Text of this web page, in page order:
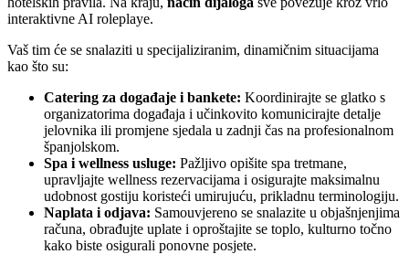
interaktivne AI roleplaye.
Vaš tim će se snalaziti u specijaliziranim, dinamičnim situacijama
kao što su:
Catering za događaje i bankete: Koordinirajte se glatko s
organizatorima događaja i učinkovito komunicirajte detalje
jelovnika ili promjene sjedala u zadnji čas na profesionalnom
španjolskom.
Spa i wellness usluge: Pažljivo opišite spa tretmane,
upravljajte wellness rezervacijama i osigurajte maksimalnu
udobnost gostiju koristeći umirujuću, prikladnu terminologiju.
Naplata i odjava: Samouvjereno se snalazite u objašnjenjima
računa, obrađujte uplate i oproštajite se toplo, kulturno točno
kako biste osigurali ponovne posjete.